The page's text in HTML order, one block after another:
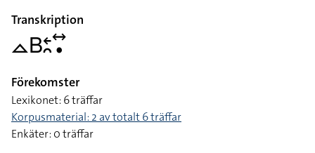
Transkription
􌤼􌤧􌥓􌥘􌥤􌥡
Förekomster
Lexikonet: 6 träffar
Korpusmaterial: 2 av totalt 6 träffar
Enkäter: 0 träffar